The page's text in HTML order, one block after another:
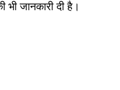
जानकारी दी है।